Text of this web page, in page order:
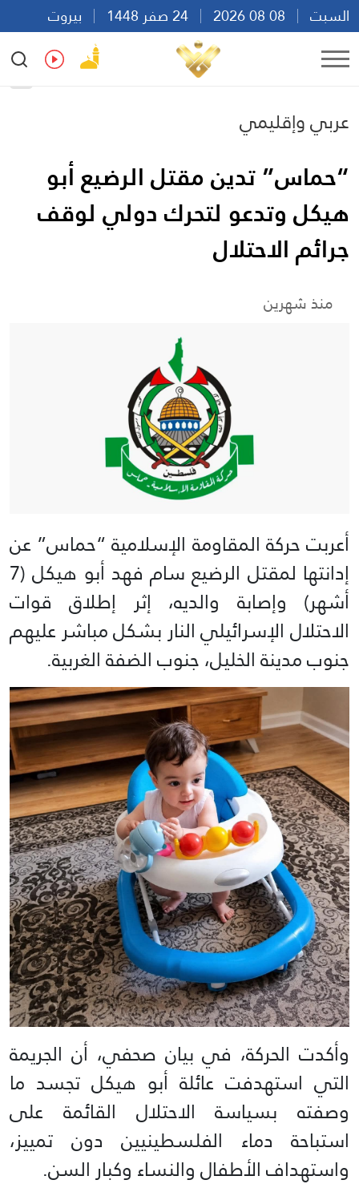
السبت
بيروت
23:00
Ar
عربي وإقليمي
“حماس” تدين مقتل الرضيع أبو
هيكل وتدعو لتحرك دولي لوقف
جرائم الاحتلال
منذ شهرين
أعربت حركة المقاومة الإسلامية “حماس” عن
إدانتها لمقتل الرضيع سام فهد أبو هيكل (7
أشهر) وإصابة والديه، إثر إطلاق قوات
الاحتلال الإسرائيلي النار بشكل مباشر عليهم
جنوب مدينة الخليل، جنوب الضفة الغربية.
وأكدت الحركة، في بيان صحفي، أن الجريمة
التي استهدفت عائلة أبو هيكل تجسد ما
وصفته بسياسة الاحتلال القائمة على
استباحة دماء الفلسطينيين دون تمييز،
واستهداف الأطفال والنساء وكبار السن.